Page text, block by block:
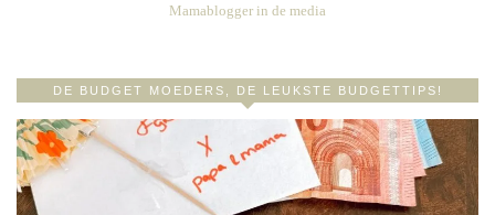
Mamablogger in de media
DE BUDGET MOEDERS, DE LEUKSTE BUDGETTIPS!